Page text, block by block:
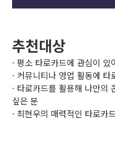
추천대상
· 평소 타로카드에 관심이
· 커뮤니티나 영업 활동에
· 타로카드를 활용해 나만의
싶은 분
· 최현우의 매력적인 타로카